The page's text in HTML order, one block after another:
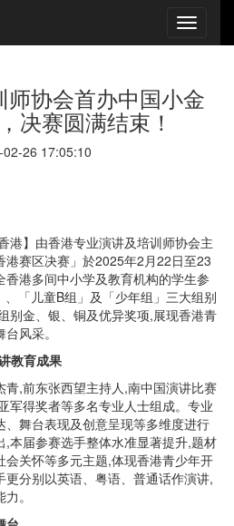
协会首办中国小金
决赛圆满结束！
26 17:05:10
港】由香港专业演讲及培训师协会主
港赛区决赛」於2025年2月22日至23
香港多间中小学及教育机构的学生参
「儿童B组」及「少年组」三大组别
别金、银、铜及优异奖项,展现香港青
风采。
教育成果
青,前东张西望主持人,南中国演讲比赛
军得奖者等多名专业人士组成。专业
舞台表现及创意呈现等多维度进行
本届参赛选手整体水准显著提升,题材
关怀等多元主题,体现香港青少年开
分别以英语、粤语、普通话作演讲,
。